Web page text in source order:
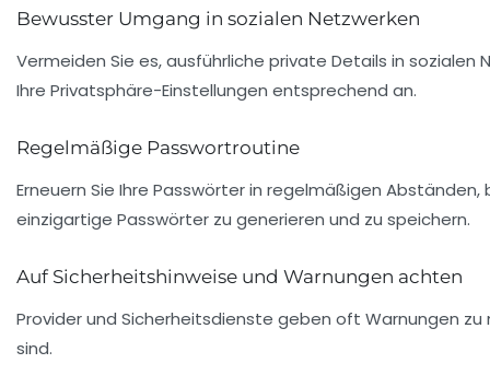
Bewusster Umgang in sozialen Netzwerken
Vermeiden Sie es, ausführliche private Details in
Ihre Privatsphäre-Einstellungen entsprechend an.
Regelmäßige Passwortroutine
Erneuern Sie Ihre Passwörter in regelmäßigen
einzigartige Passwörter zu generieren und zu speichern.
Auf Sicherheitshinweise und Warnungen achten
Provider und Sicherheitsdienste geben oft Warnungen
sind.